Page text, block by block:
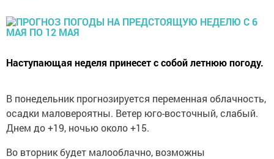
Наступающая неделя принесет с собой летнюю погоду.
В понедельник прогнозируется переменная облачность,
осадки маловероятны. Ветер юго-восточный, слабый.
Днем до +19, ночью около +15.
Во вторник будет малооблачно, возможны